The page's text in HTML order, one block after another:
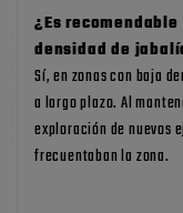
¿Es
densidad de
Sí, en zonas con baja
a largo plazo. Al
exploración de nuevos
frecuentaban la zona.